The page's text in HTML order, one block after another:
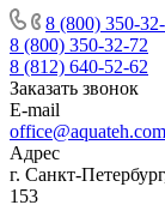
8 (800) 350-
8 (800) 350-32-72
8 (812) 640-52-62
Заказать звонок
E-mail
office@aquateh.com
Адрес
г. Санкт-
153